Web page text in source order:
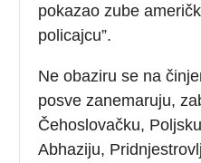
pokazao zube
policajcu”.
Ne obaziru se na
posve zanemaruju,
Čehoslovačku,
Abhaziju,